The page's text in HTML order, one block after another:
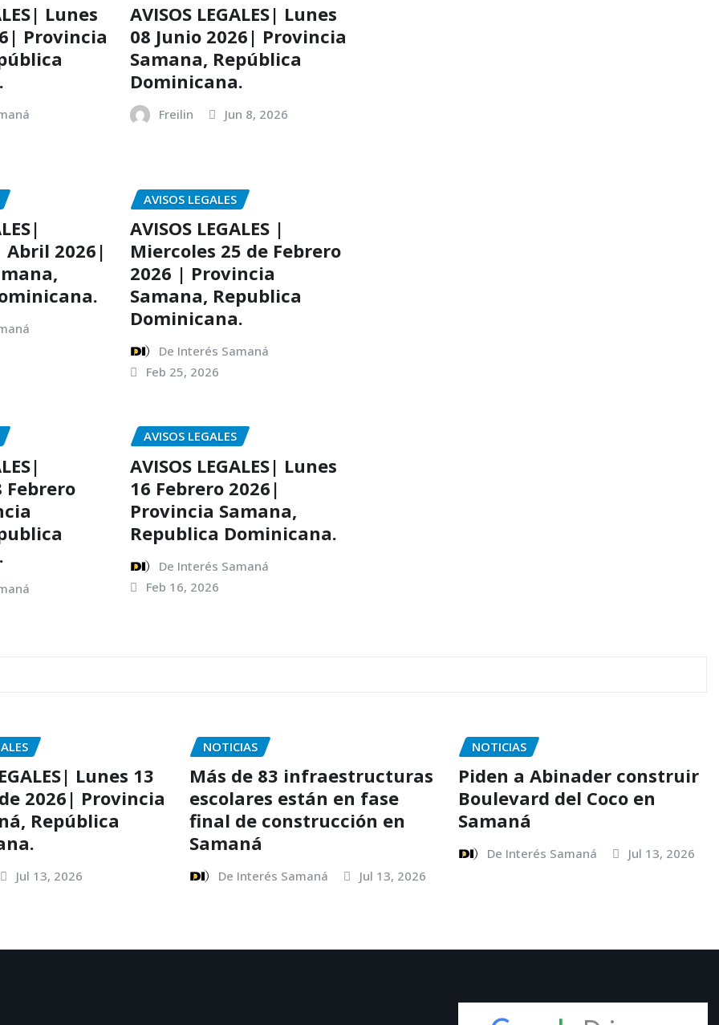
Lunes
Provincia
AVISOS LEGALES| Lunes
08 Junio 2026| Provincia
Samana, República
Dominicana.
Freilin Jun 8, 2026
Abril 2026|
AVISOS LEGALES
AVISOS LEGALES |
Miercoles 25 de Febrero
2026 | Provincia
Samana, Republica
Dominicana.
De Interés Samaná
Feb 25, 2026
Febrero
AVISOS LEGALES
AVISOS LEGALES| Lunes
16 Febrero 2026|
Provincia Samana,
Republica Dominicana.
De Interés Samaná
Feb 16, 2026
Lunes 13
2026| Provincia
República
Jul 13, 2026
NOTICIAS
Más de 83 infraestructuras
escolares están en fase
final de construcción en
Samaná
De Interés Samaná Jul 13, 2026
NOTICIAS
Piden a Abinader construir
Boulevard del Coco en
Samaná
De Interés Samaná Jul 13, 2026